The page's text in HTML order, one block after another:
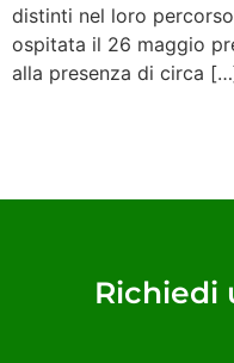
distinti nel loro
ospitata il 26 maggio
alla presenza di circa
Richiedi